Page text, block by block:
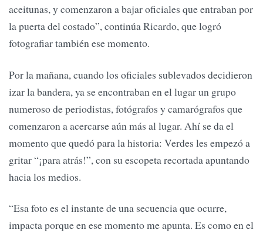
aceitunas, y comenzaron a bajar oficiales que entraban por
la puerta del costado”, continúa Ricardo, que logró
fotografiar también ese momento.
Por la mañana, cuando los oficiales sublevados decidieron
izar la bandera, ya se encontraban en el lugar un grupo
numeroso de periodistas, fotógrafos y camarógrafos que
comenzaron a acercarse aún más al lugar. Ahí se da el
momento que quedó para la historia: Verdes les empezó a
gritar “¡para atrás!”, con su escopeta recortada apuntando
hacia los medios.
“Esa foto es el instante de una secuencia que ocurre,
impacta porque en ese momento me apunta. Es como en el